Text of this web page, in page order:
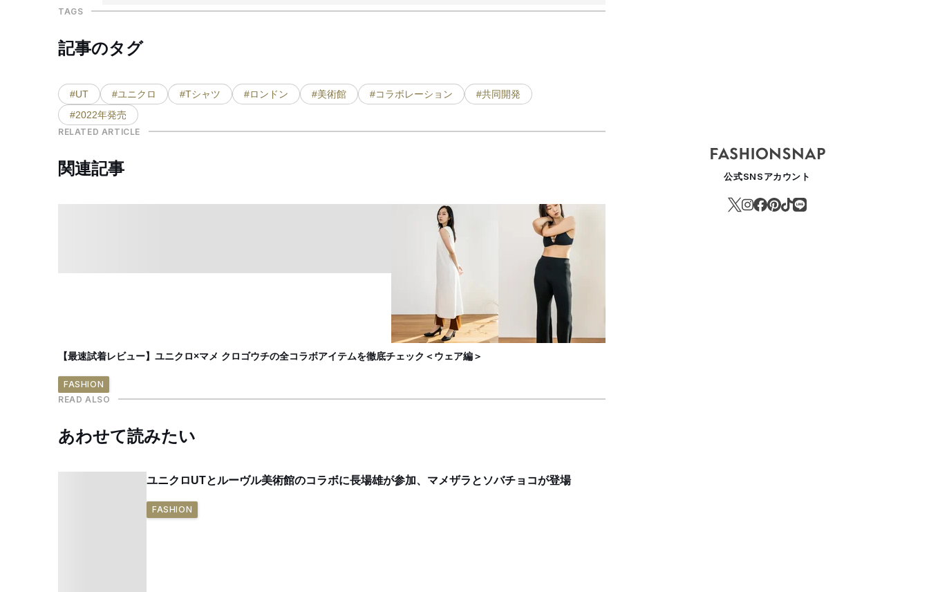
TAGS
記事のタグ
#UT #ユニクロ #Tシャツ #ロンドン #美術館 #コラボレーション
#共同開発
#2022年発売
RELATED ARTICLE
関連記事
【最速試着レビュー】ユニクロ×マメ クロゴウチの全コラボアイテムを徹底チェック＜ウェア編＞
FASHION
READ ALSO
あわせて読みたい
ユニクロUTとルーヴル美術館のコラボに長場雄が参加、マメザラとソバチョコが登場
FASHION
公式SNSアカウント